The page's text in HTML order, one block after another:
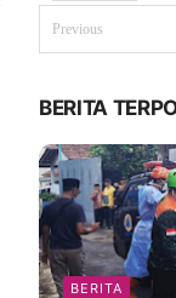
Previous
BERITA
BERITA